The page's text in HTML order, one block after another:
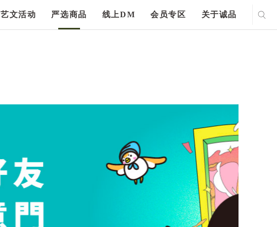
艺文活动 严选商品 线上DM 会员专区 关于诚品